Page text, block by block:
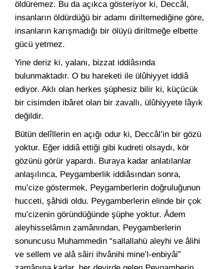
öldüremez. Bu da açıkca gösteriyor ki, Deccâl,
insanların öldürdüğü bir adamı diriltemediğine göre,
insanların karışmadığı bir ölüyü diriltmeğe elbette
gücü yetmez.
Yine deriz ki, yalanı, bizzat iddiâsında
bulunmaktadır. O bu hareketi ile ülûhiyyet iddiâ
ediyor. Aklı olan herkes şüphesiz bilir ki, küçücük
bir cisimden ibâret olan bir zavallı, ülûhiyyete lâyık
değildir.
Bütün delîllerin en açığı odur ki, Deccâl’in bir gözü
yoktur. Eğer iddiâ ettiği gibi kudreti olsaydı, kör
gözünü görür yapardı. Buraya kadar anlatılanlar
anlaşılınca, Peygamberlik iddiâsından sonra,
mu’cize göstermek, Peygamberlerin doğruluğunun
hucceti, şâhidi oldu. Peygamberlerin elinde bir çok
mu’cizenin göründüğünde şüphe yoktur. Âdem
aleyhisselâmın zamânından, Peygamberlerin
sonuncusu Muhammedin “sallallahü aleyhi ve âlihi
ve sellem ve alâ sâiri ihvânihi mine’l-enbiyâi”